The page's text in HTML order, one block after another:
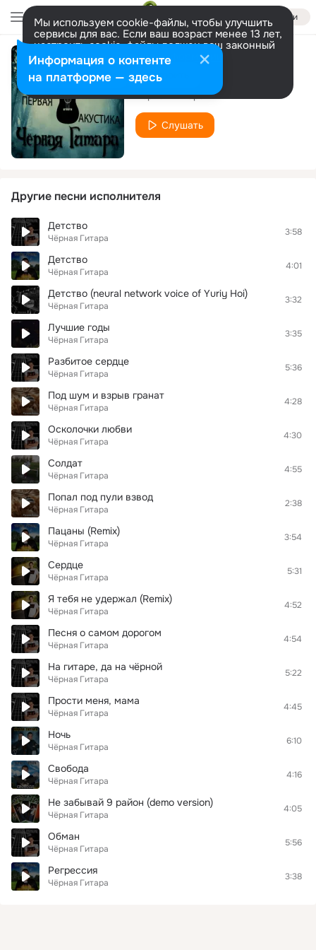
Войти
Мы используем cookie-файлы, чтобы улучшить
сервисы для вас. Если ваш возраст менее 13 лет,
настроить cookie-файлы должен ваш законный
представитель. Больше информации
Разрешить все Настроить
Обман
Чёрная Гитара
Слушать
Другие песни исполнителя
Детство
Чёрная Гитара
3:58
Детство
Чёрная Гитара
4:01
Детство (neural network voice of Yuriy Hoi)
Чёрная Гитара
3:32
Лучшие годы
Чёрная Гитара
3:35
Разбитое сердце
Чёрная Гитара
5:36
Под шум и взрыв гранат
Чёрная Гитара
4:28
Осколочки любви
Чёрная Гитара
4:30
Солдат
Чёрная Гитара
4:55
Попал под пули взвод
Чёрная Гитара
2:38
Пацаны (Remix)
Чёрная Гитара
3:54
Сердце
Чёрная Гитара
5:31
Я тебя не удержал (Remix)
Чёрная Гитара
4:52
Песня о самом дорогом
Чёрная Гитара
4:54
На гитаре, да на чёрной
Чёрная Гитара
5:22
Прости меня, мама
Чёрная Гитара
4:45
Ночь
Чёрная Гитара
6:10
Свобода
Чёрная Гитара
4:16
Не забывай 9 район (demo version)
Чёрная Гитара
4:05
Обман
Чёрная Гитара
5:56
Регрессия
Чёрная Гитара
3:38
Информация о контенте
на платформе — здесь